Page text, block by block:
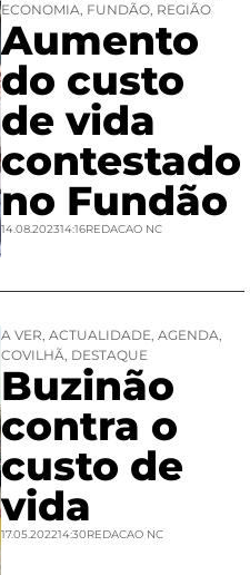
ECONOMIA, FUNDÃO, REGIÃO
Aumento
do custo
de vida
contestado
no Fundão
14.08.202314:16REDACAO NC
A VER, ACTUALIDADE, AGENDA,
COVILHÃ, DESTAQUE
Buzinão
contra o
custo de
vida
17.05.202214:30REDACAO NC